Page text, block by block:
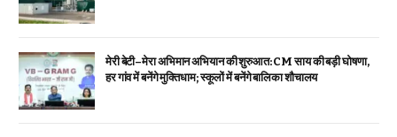
मेरी बेटी–मेरा अभिमान अभियान की शुरुआत: CM साय की बड़ी घोषणा,
हर गांव में बनेंगे मुक्तिधाम; स्कूलों में बनेंगे बालिका शौचालय